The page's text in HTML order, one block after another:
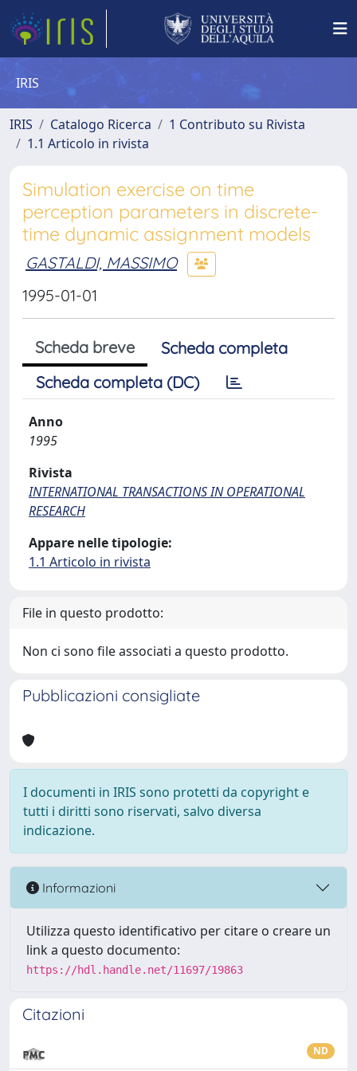
IRIS
IRIS Catalogo Ricerca
1 Contributo su Rivista
1.1 Articolo in rivista
Simulation exercise on time
perception parameters in discrete-
time dynamic assignment models
GASTALDI, MASSIMO
1995-01-01
Scheda breve
Scheda completa
Scheda completa (DC)
Anno
1995
Rivista
INTERNATIONAL TRANSACTIONS IN OPERATIONAL
RESEARCH
Appare nelle tipologie:
1.1 Articolo in rivista
File in questo prodotto:
Non ci sono file associati a questo prodotto.
Pubblicazioni consigliate
I documenti in IRIS sono protetti da copyright e
tutti i diritti sono riservati, salvo diversa
indicazione.
Informazioni
Utilizza questo identificativo per citare o creare un
link a questo documento:
https://hdl.handle.net/11697/19863
Citazioni
ND